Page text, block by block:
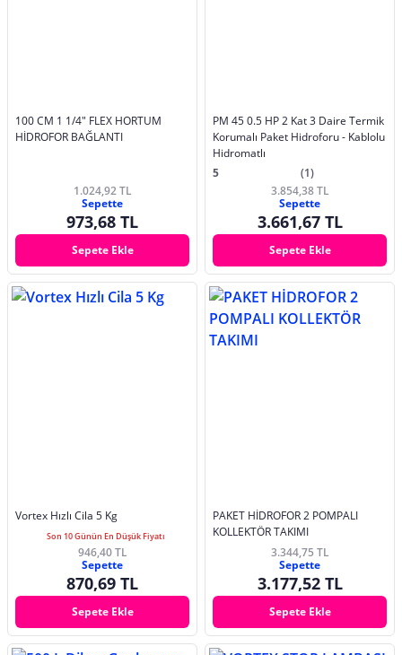
100 CM 1 1/4" FLEX HORTUM
HİDROFOR BAĞLANTI
1.024,92 TL
Sepette
973,68 TL
Sepete Ekle
PM 45 0.5 HP 2 Kat 3 Daire Termik
Korumalı Paket Hidroforu - Kablolu
Hidromatlı
5
(1)
3.854,38 TL
Sepette
3.661,67 TL
Sepete Ekle
Vortex Hızlı Cila 5 Kg
Son 10 Günün En Düşük Fiyatı
946,40 TL
Sepette
870,69 TL
Sepete Ekle
PAKET HİDROFOR 2 POMPALI
KOLLEKTÖR TAKIMI
3.344,75 TL
Sepette
3.177,52 TL
Sepete Ekle